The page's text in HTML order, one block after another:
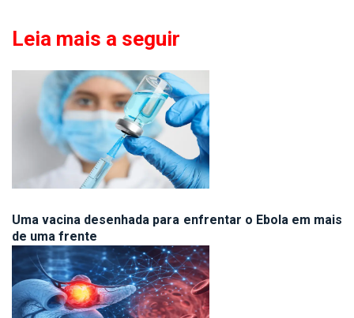
Leia mais a seguir
Uma vacina desenhada para enfrentar o Ebola em mais
de uma frente